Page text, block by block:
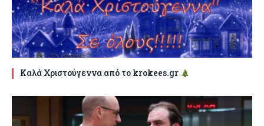
Καλά Χριστούγεννα από το krokees.gr